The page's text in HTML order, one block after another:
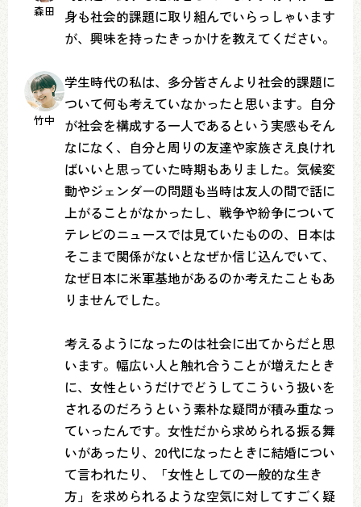
森田
身も社会的課題に取り組んでいらっしゃいます
が、興味を持ったきっかけを教えてください。
竹中
学生時代の私は、多分皆さんより社会的課題に
ついて何も考えていなかったと思います。自分
が社会を構成する一人であるという実感もそん
なになく、自分と周りの友達や家族さえ良けれ
ばいいと思っていた時期もありました。気候変
動やジェンダーの問題も当時は友人の間で話に
上がることがなかったし、戦争や紛争について
テレビのニュースでは見ていたものの、日本は
そこまで関係がないとなぜか信じ込んでいて、
なぜ日本に米軍基地があるのか考えたこともあ
りませんでした。
考えるようになったのは社会に出てからだと思
います。幅広い人と触れ合うことが増えたとき
に、女性というだけでどうしてこういう扱いを
されるのだろうという素朴な疑問が積み重なっ
ていったんです。女性だから求められる振る舞
いがあったり、20代になったときに結婚につい
て言われたり、「女性としての一般的な生き
方」を求められるような空気に対してすごく疑